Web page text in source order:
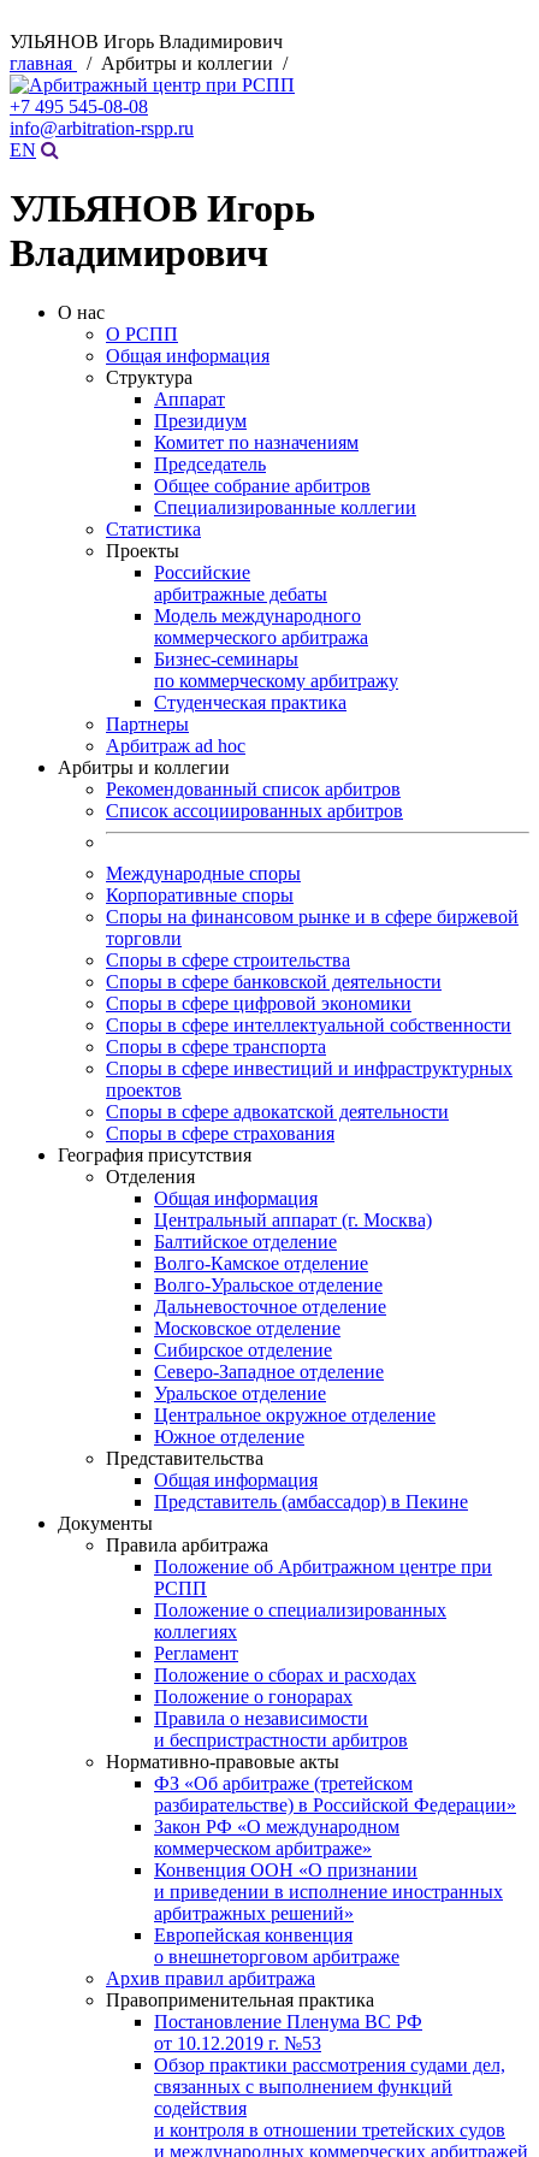
УЛЬЯНОВ Игорь Владимирович
главная
/ Арбитры и коллегии /
+7 495 545-08-08
info@arbitration-rspp.ru
EN
УЛЬЯНОВ Игорь
Владимирович
О нас
О РСПП
Общая информация
Структура
Аппарат
Президиум
Комитет по назначениям
Председатель
Общее собрание арбитров
Специализированные коллегии
Статистика
Проекты
Российские
арбитражные дебаты
Модель международного
коммерческого арбитража
Бизнес-семинары
по коммерческому арбитражу
Студенческая практика
Партнеры
Арбитраж ad hoc
Арбитры и коллегии
Рекомендованный список арбитров
Список ассоциированных арбитров
Международные споры
Корпоративные споры
Споры на финансовом рынке и в сфере биржевой
торговли
Споры в сфере строительства
Споры в сфере банковской деятельности
Споры в сфере цифровой экономики
Споры в сфере интеллектуальной собственности
Споры в сфере транспорта
Cпоры в сфере инвестиций и инфраструктурных
проектов
Споры в сфере адвокатской деятельности
Споры в сфере страхования
География присутствия
Отделения
Общая информация
Центральный аппарат (г. Москва)
Балтийское отделение
Волго-Камское отделение
Волго-Уральское отделение
Дальневосточное отделение
Московское отделение
Сибирское отделение
Северо-Западное отделение
Уральское отделение
Центральное окружное отделение
Южное отделение
Представительства
Общая информация
Представитель (амбассадор) в Пекине
Документы
Правила арбитража
Положение об Арбитражном центре при
РСПП
Положение о специализированных
коллегиях
Регламент
Положение о сборах и расходах
Положение о гонорарах
Правила о независимости
и беспристрастности арбитров
Нормативно-правовые акты
ФЗ «Об арбитраже (третейском
разбирательстве) в Российской Федерации»
Закон РФ «О международном
коммерческом арбитраже»
Конвенция ООН «О признании
и приведении в исполнение иностранных
арбитражных решений»
Европейская конвенция
о внешнеторговом арбитраже
Архив правил арбитража
Правоприменительная практика
Постановление Пленума ВС РФ
от 10.12.2019 г. №53
Обзор практики рассмотрения судами дел,
связанных с выполнением функций
содействия
и контроля в отношении третейских судов
и международных коммерческих арбитражей